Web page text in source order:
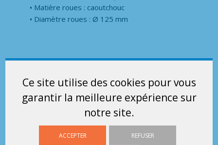
Ce site utilise des cookies pour vous
garantir la meilleure expérience sur
notre site.
ACCEPTER REFUSER
Matière roues : caoutchouc
Diamètre roues : Ø 125 mm
Plaques / Porte-étiquettes :
Support de plaque d’identification : 150 x 215 mm
Options :
Plaque d’identification